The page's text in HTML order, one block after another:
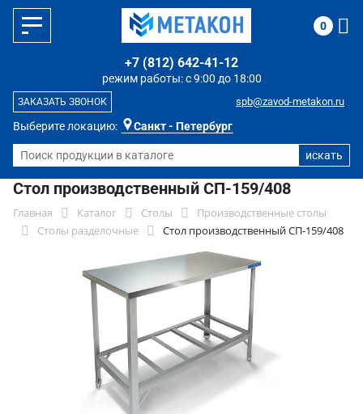
Выберите локацию: Санкт - Петербург
режим работы: с 9:00 до 18:00
+7 (812) 642-41-12
spb@zavod-metakon.ru
ЗАКАЗАТЬ ЗВОНОК
0
Стол производственный СП-159/408
Главная Каталог Столы
Производственные столы
Столы разделочные
Стол производственный СП-159/408